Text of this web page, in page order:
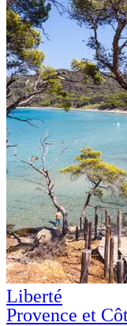
Liberté
Provence et